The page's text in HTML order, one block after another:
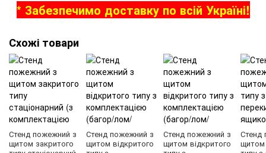
* Забезпечимо доставку по всій Україні!
Схожі товари
Стенд пожежний з
щитом закритого
Стенд пожежний з
щитом відкритого
Стенд пожежний з
щитом відкритого
Стенд
щитом